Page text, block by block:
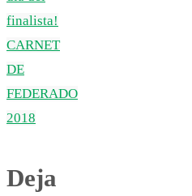
finalista!
CARNET
DE
FEDERADO
2018
Deja